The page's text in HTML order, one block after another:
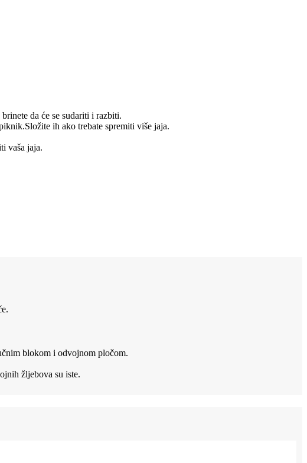
da će se sudariti i razbiti.
ih ako trebate spremiti više jaja.
vaša jaja.
blokom i odvojnom pločom.
žljebova su iste.